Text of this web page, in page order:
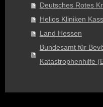
Deutsches Rotes
Helios Kliniken
Land Hessen
Bundesamt für
Katastrophenhilfe